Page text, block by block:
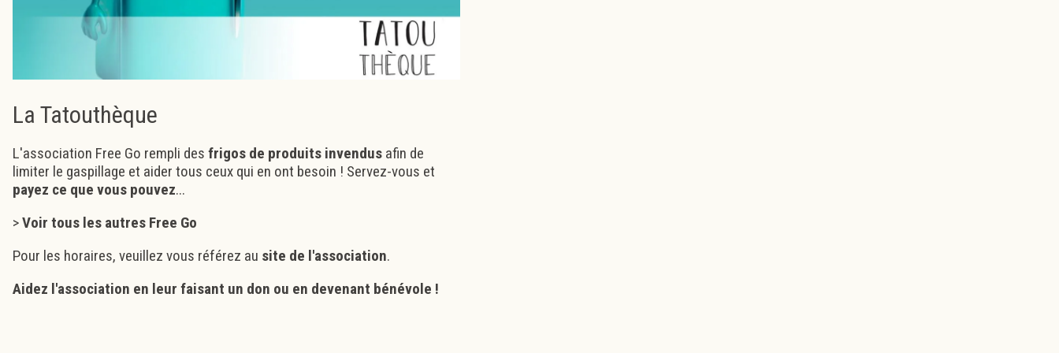
La Tatouthèque
L'association Free Go rempli des frigos de produits invendus afin de
limiter le gaspillage et aider tous ceux qui en ont besoin ! Servez-vous et
payez ce que vous pouvez...
>Voir tous les autres Free Go
Pour les horaires, veuillez vous référez au site de l'association.
Aidez l'association en leur faisant un don ou en devenant bénévole !